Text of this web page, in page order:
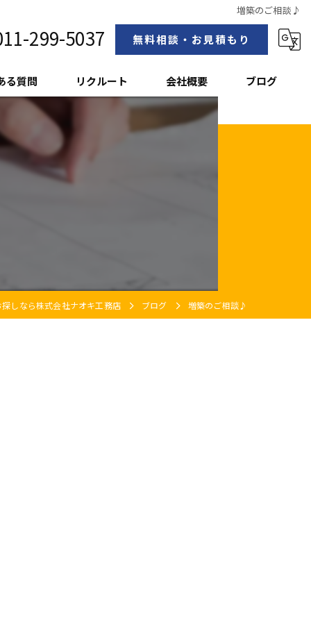
増築のご相談♪
299-5037 無料相談・お見積もり
る質問 リクルート 会社概要
スタッフ紹介
ブログ
しなら株式会社ナオキ工務店 ブログ 増築のご相談♪